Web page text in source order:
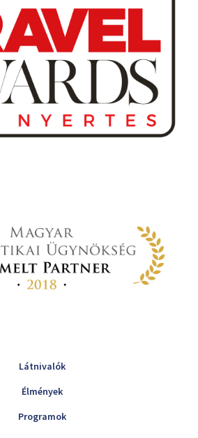
Látnivalók
Élmények
Programok